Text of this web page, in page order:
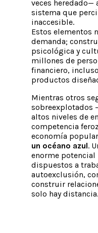
veces heredado—
sistema que
inaccesible.
Estos elementos
demanda;
psicológica y
millones de
financiero,
productos
Mientras otros
sobreexplotados
altos niveles de
competencia
economía
un océano azul.
enorme potencial
dispuestos a
autoexclusión,
construir
solo hay distancia.